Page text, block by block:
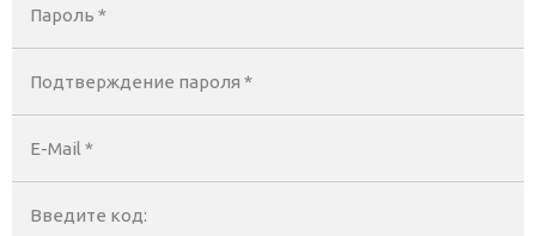
Пароль *
Подтверждение пароля *
E-Mail*
Введите код: